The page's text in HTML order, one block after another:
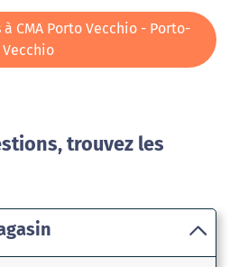
CMA Porto Vecchio - Porto-
Vecchio
trouvez les